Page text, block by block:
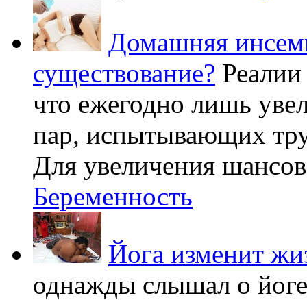
Домашняя
существование?
что ежегодно лишь
пар, испытывающих
Для увеличения
Беременность
Йога изменит
однажды слышал о